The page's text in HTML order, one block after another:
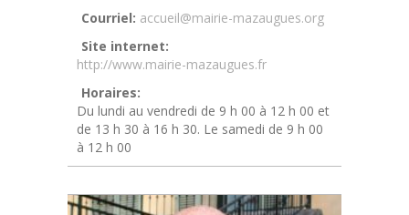
Courriel: accueil@mairie-mazaugues.org
Site internet:
http://www.mairie-mazaugues.fr
Horaires:
Du lundi au vendredi de 9 h 00 à 12 h 00 et
de 13 h 30 à 16 h 30. Le samedi de 9 h 00
à 12 h 00